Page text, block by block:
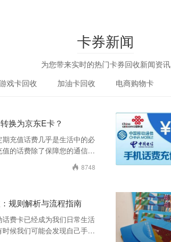
卡券新闻
为您带来实时的热门卡券回收新闻资讯
戏卡回收 加油卡回收 电商购物卡
换为京东E卡？
充值话费几乎是生活中的必
的话费除了保障您的通信需
 8748
规则解析与流程指南
费卡已经成为我们日常生活
候我们可能会发现自己手中